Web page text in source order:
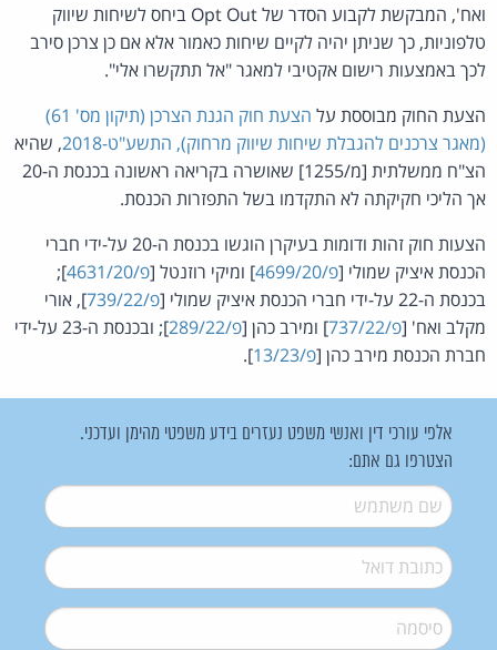
ואח', המבקשת לקבוע הסדר של Opt Out ביחס לשיחות שיווק
טלפוניות, כך שניתן יהיה לקיים שיחות כאמור אלא אם כן צרכן סירב
לכך באמצעות רישום אקטיבי למאגר "אל תתקשרו אלי".
הצעת החוק מבוססת על
הצעת חוק הגנת הצרכן (תיקון מס' 61)
(מאגר צרכנים להגבלת שיחות שיווק מרחוק), התשע"ט-2018
, שהיא
הצ"ח ממשלתית [מ/1255] שאושרה בקריאה ראשונה בכנסת ה-20
אך הליכי חקיקתה לא התקדמו בשל התפזרות הכנסת.
הצעות חוק זהות ודומות בעיקרן הוגשו בכנסת ה-20 על-ידי חברי
הכנסת איציק שמולי [פ/4699/20 ] ומיקי רוזנטל [פ/4631/20
];
בכנסת ה-22 על-ידי חברי הכנסת איציק שמולי [
פ/739/22
], אורי
מקלב ואח' [פ/737/22 ] ומירב כהן [פ/289/22
]; ובכנסת ה-23 על-ידי
חברת הכנסת מירב כהן [פ/13/23 ].
אלפי עורכי דין ואנשי משפט נעזרים בידע משפטי מהימן ועדכני.
הצטרפו גם אתם:
שם משתמש*
דואל*
סיסמה*